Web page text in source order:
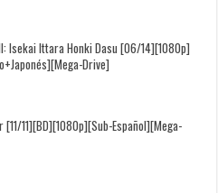
Isekai Ittara Honki Dasu [06/14][1080p]
Drive]
[11/11][BD][1080p][Sub-Español][Mega-